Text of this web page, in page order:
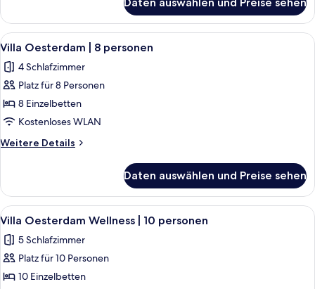
anzeigen
Oesterdam
Comfort
|
personen
Alle
Fotos
für
Villa
Oesterdam
8
personen
Ein modernes Badezimmer mit
6
Villa Oesterdam | 8 personen
4 Schlafzimmer
Platz für 8 Personen
8 Einzelbetten
Kostenloses WLAN
Weitere Details
Weitere
Oesterdam
8
Daten auswählen und Preise sehen
Alle
Fotos
für
Villa
Oesterdam
Villa Oesterdam Wellness | 10
7
Villa Oesterdam Wellness | 10 personen
5 Schlafzimmer
Platz für 10 Personen
10 Einzelbetten